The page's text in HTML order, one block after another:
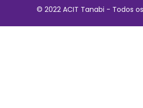
© 2022 ACIT Tanabi - Todos